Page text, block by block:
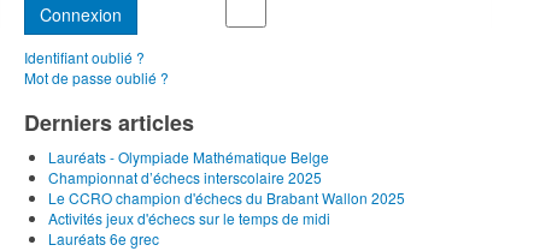
Connexion
Identifiant oublié ?
Mot de passe oublié ?
Derniers articles
Lauréats - Olympiade Mathématique Belge
Championnat d’échecs interscolaire 2025
Le CCRO champion d'échecs du Brabant Wallon 2025
Activités jeux d'échecs sur le temps de midi
Lauréats 6e grec